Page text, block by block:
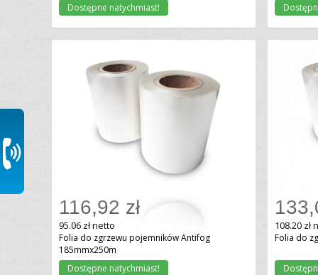
Dostępne natychmiast!
Dodaj do koszyka
116,92 zł
95.06 zł netto
Folia do zgrzewu pojemników Antifog
185mmx250m
Dostępne natychmiast!
108.20 zł
Folia do